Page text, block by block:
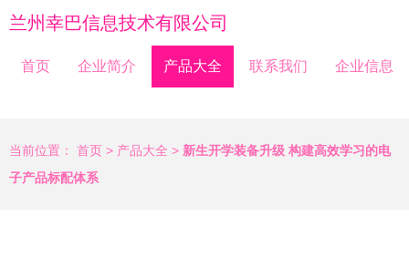
兰州幸巴信息技术有限公司
首页 企业简介 产品大全 联系我们 企业信息
当前位置： 首页 > 产品大全 > 新生开学装备升级 构建高效学习的电
子产品标配体系